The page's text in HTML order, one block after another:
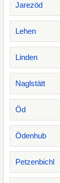
Jarezöd
Lehen
Linden
Naglstätt
Öd
Ödenhub
Petzenbichl